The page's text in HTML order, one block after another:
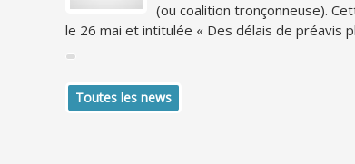
(ou coalition tronçonneuse).
le 26 mai et intitulée « Des délais de préavis
Toutes les news